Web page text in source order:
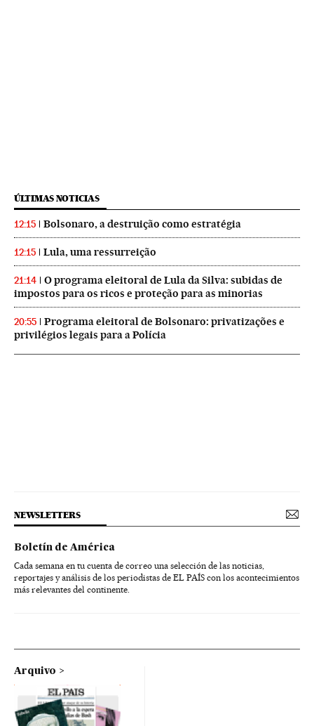
ÚLTIMAS NOTICIAS
12:15 Bolsonaro, a destruição como estratégia
12:15 Lula, uma ressurreição
21:14
O programa eleitoral de Lula da Silva: subidas de
impostos para os ricos e proteção para as minorias
20:55
Programa eleitoral de Bolsonaro: privatizações e
privilégios legais para a Polícia
NEWSLETTERS
Boletín de América
Cada semana en tu cuenta de correo una selección de las noticias,
reportajes y análisis de los periodistas de EL PAÍS con los acontecimientos
más relevantes del continente.
Arquivo